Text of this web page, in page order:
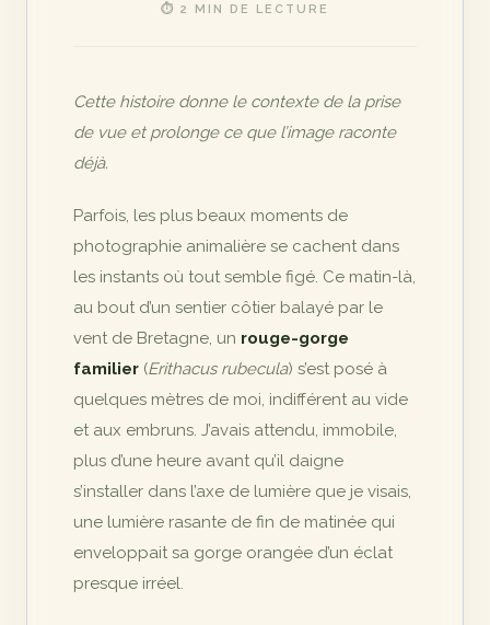
⏱ 2 MIN DE LECTURE
Cette histoire donne le contexte de la prise
de vue et prolonge ce que l’image raconte
déjà.
Parfois, les plus beaux moments de
photographie animalière se cachent dans
les instants où tout semble figé. Ce matin-là,
au bout d’un sentier côtier balayé par le
vent de Bretagne, un rouge-gorge
familier (Erithacus rubecula) s’est posé à
quelques mètres de moi, indifférent au vide
et aux embruns. J’avais attendu, immobile,
plus d’une heure avant qu’il daigne
s’installer dans l’axe de lumière que je visais,
une lumière rasante de fin de matinée qui
enveloppait sa gorge orangée d’un éclat
presque irréel.